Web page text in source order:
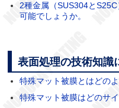
2種金属（SUS304と
可能でしょうか。
表面処理の技術知識
特殊マット被膜とはどの
特殊マット被膜はどのサ